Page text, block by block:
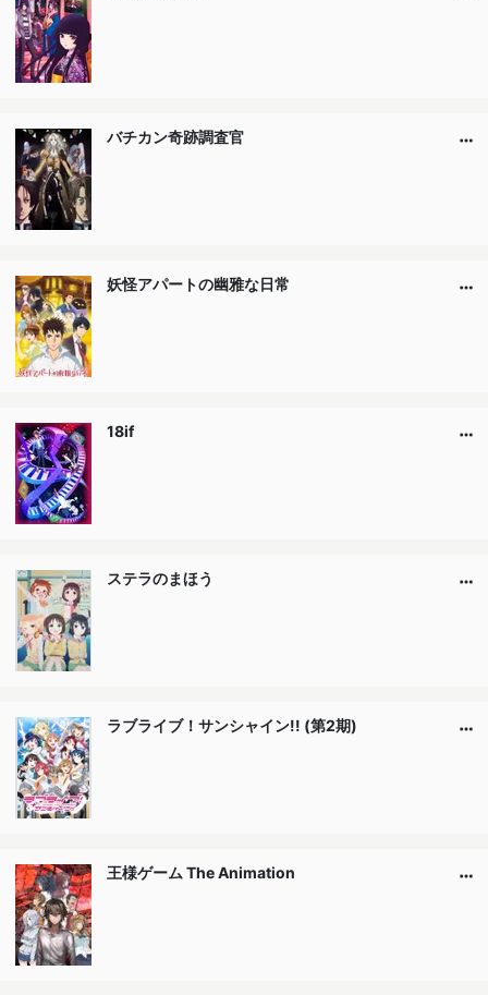
バチカン奇跡調査官
妖怪アパートの幽雅な日常
18if
ステラのまほう
ラブライブ！サンシャイン!! (第2期)
王様ゲーム The Animation